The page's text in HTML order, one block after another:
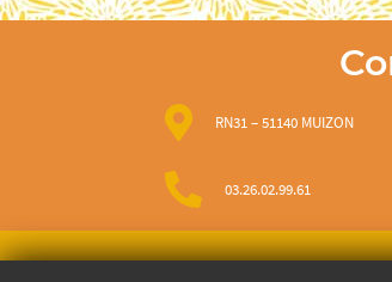
RN31 – 51140 MUIZON
03.26.02.99.61